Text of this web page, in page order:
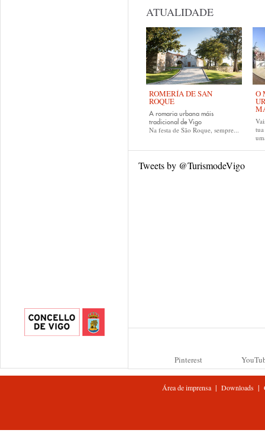
ATUALIDADE
ROMERÍA DE SAN
ROQUE
A romaria urbana máis
tradicional de Vigo
Na festa de São Roque, sempre...
O
Tweets by @TurismodeVigo
Pinterest
Área de imprensa| Downloads|